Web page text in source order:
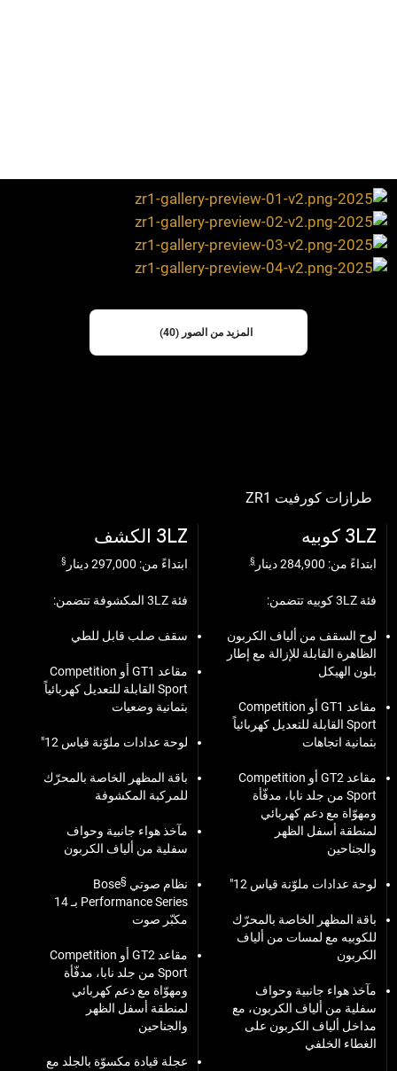
المزيد من الصور (40)
طرازات كورفيت ZR1
3LZ كوبيه
ابتداءً من: 284,900 دينار §
فئة 3LZ كوبيه تتضمن:
لوح السقف من ألياف الكربون
الظاهرة القابلة للإزالة مع إطار
بلون الهيكل
مقاعد GT1 أو Competition
Sport القابلة للتعديل كهربائياً
بثمانية اتجاهات
مقاعد GT2 أو Competition
Sport من جلد نابا، مدفّأة
ومهوّاة مع دعم كهربائي
لمنطقة أسفل الظهر
والجناحين
لوحة عدادات ملوّنة قياس 12"
باقة المظهر الخاصة بالمحرّك
للكوبيه مع لمسات من ألياف
الكربون
مآخذ هواء جانبية وحواف
سفلية من ألياف الكربون، مع
مداخل ألياف الكربون على
الغطاء الخلفي
3LZ الكشف
ابتداءً من: 297,000 دينار §
فئة 3LZ المكشوفة تتضمن:
سقف صلب قابل للطي
مقاعد GT1 أو Competition
Sport القابلة للتعديل كهربائياً
بثمانية وضعيات
لوحة عدادات ملوّنة قياس 12"
باقة المظهر الخاصة بالمحرّك
للمركبة المكشوفة
مآخذ هواء جانبية وحواف
سفلية من ألياف الكربون
نظام صوتي Bose
Performance Series بـ 14
مكبّر صوت
مقاعد GT2 أو Competition
Sport من جلد نابا، مدفّأة
ومهوّاة مع دعم كهربائي
لمنطقة أسفل الظهر
والجناحين
عجلة قيادة مكسوّة بالجلد مع